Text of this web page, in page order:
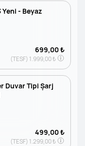
Yeni - Beyaz
699,00 ₺
(TESF) 1.999,00 ₺
Duvar Tipi Şarj
499,00 ₺
(TESF) 1.299,00 ₺